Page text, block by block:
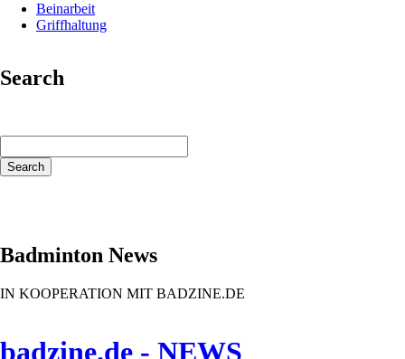
Beinarbeit
Griffhaltung
Search
Search
Badminton News
IN KOOPERATION MIT BADZINE.DE
badzine.de - NEWS